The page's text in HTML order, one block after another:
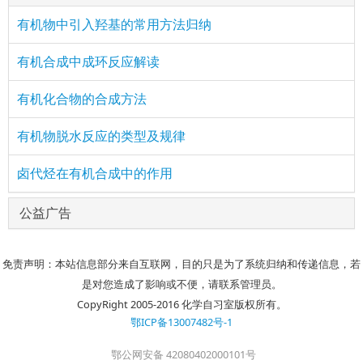
有机物中引入羟基的常用方法归纳
有机合成中成环反应解读
有机化合物的合成方法
有机物脱水反应的类型及规律
卤代烃在有机合成中的作用
公益广告
免责声明：本站信息部分来自互联网，目的只是为了系统归纳和传递信息，若
是对您造成了影响或不便，请联系管理员。
CopyRight 2005-2016 化学自习室版权所有。
鄂ICP备13007482号-1
鄂公网安备 42080402000101号